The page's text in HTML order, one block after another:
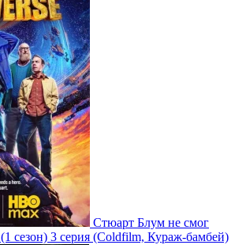
Стюарт Блум не смог
(1 сезон) 3 серия (Coldfilm, Кураж-бамбей)